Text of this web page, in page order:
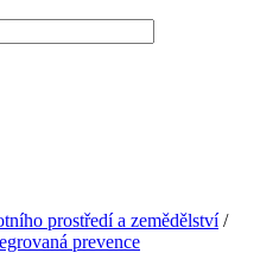
prostředí a zemědělství/
prevence